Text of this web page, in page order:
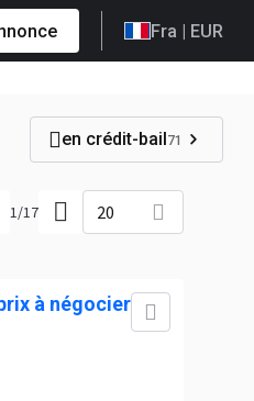
Fra | EUR
en crédit-bail71
1/17 20
à négocier